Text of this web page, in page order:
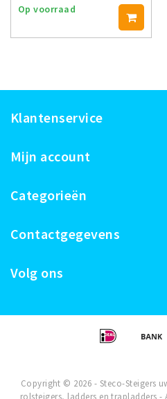
Op voorraad
Klantenservice
Mijn account
Categorieën
Contactgegevens
Volg ons
Copyright © 2026 - Steco-Steigers
rolsteigers, ladders en trapladders